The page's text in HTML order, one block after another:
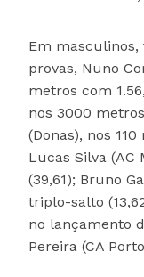
Em masculinos,
provas, Nuno
metros com
nos 3000
(Donas), nos
Lucas Silva (AC
(39,61); Bruno
triplo-salto
no lançamento
Pereira (CA